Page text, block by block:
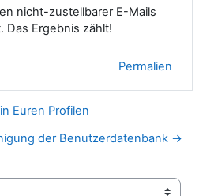
nicht-zustellbarer E-Mails
Das Ergebnis zählt!
Permalien
Euren Profilen
der Benutzerdatenbank →